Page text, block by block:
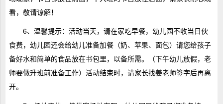
看，敬请谅解！
6、温馨提示：活动当天，请在家吃早餐，幼儿园不收当日伙
食费，幼儿园还会给幼儿准备加餐（奶、苹果、面包）请您给孩子
备好水和简单的食品放在书包里，以备所需。（下午幼儿放假，老
师要做升班前准备工作）活动结束时，请家长找姜老师签字后再离
开。